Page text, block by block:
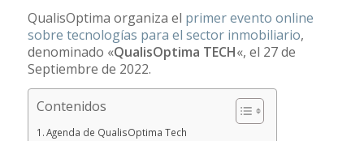
QualisOptima organiza el primer evento online
sobre tecnologías para el sector inmobiliario,
denominado «QualisOptima TECH«, el 27 de
Septiembre de 2022.
Contenidos
Agenda de QualisOptima Tech